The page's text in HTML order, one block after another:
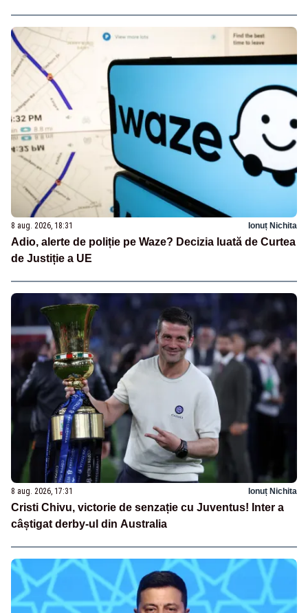
8 aug. 2026, 18:31 Ionuț Nichita
Adio, alerte de poliție pe Waze? Decizia luată de Curtea
de Justiție a UE
8 aug. 2026, 17:31 Ionuț Nichita
Cristi Chivu, victorie de senzație cu Juventus! Inter a
câștigat derby-ul din Australia